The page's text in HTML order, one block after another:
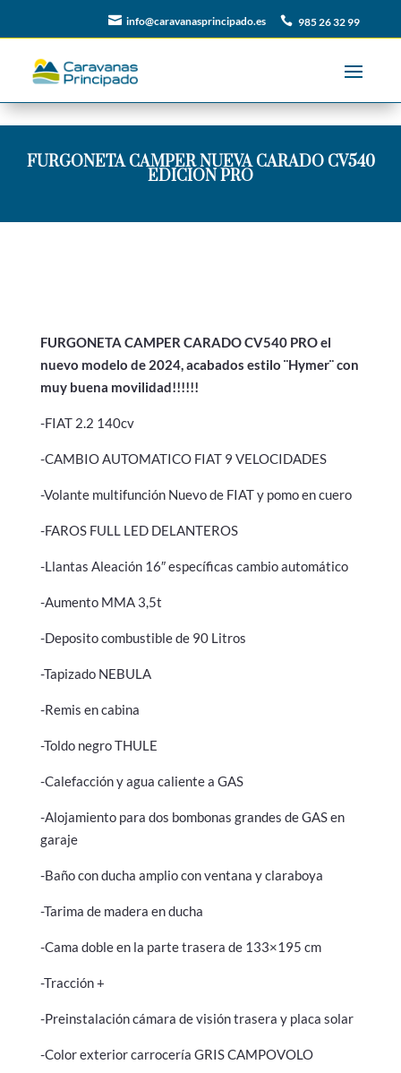
 985 26 32 99
 info@caravanasprincipado.es
FURGONETA CAMPER NUEVA CARADO CV540
EDICION PRO
FURGONETA CAMPER CARADO CV540 PRO el
nuevo modelo de 2024, acabados estilo ¨Hymer¨ con
muy buena movilidad!!!!!!
-FIAT 2.2 140cv
-CAMBIO AUTOMATICO FIAT 9 VELOCIDADES
-Volante multifunción Nuevo de FIAT y pomo en cuero
-FAROS FULL LED DELANTEROS
-Llantas Aleación 16″ específicas cambio automático
-Aumento MMA 3,5t
-Deposito combustible de 90 Litros
-Tapizado NEBULA
-Remis en cabina
-Toldo negro THULE
-Calefacción y agua caliente a GAS
-Alojamiento para dos bombonas grandes de GAS en
garaje
-Baño con ducha amplio con ventana y claraboya
-Tarima de madera en ducha
-Cama doble en la parte trasera de 133×195 cm
-Tracción +
-Preinstalación cámara de visión trasera y placa solar
-Color exterior carrocería GRIS CAMPOVOLO